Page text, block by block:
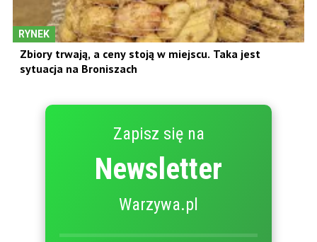
RYNEK
Zbiory trwają, a ceny stoją w miejscu. Taka jest
sytuacja na Broniszach
Zapisz się na
Newsletter
Warzywa.pl